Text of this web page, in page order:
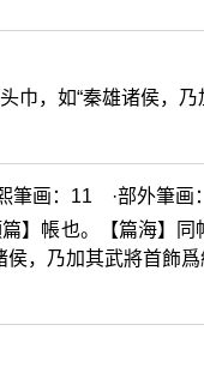
巾，如“秦雄诸侯，
筆画：11 ·部外筆画
篇】帳也。【篇海】
，乃加其武將首飾爲